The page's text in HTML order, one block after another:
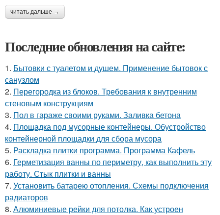
читать дальше →
Последние обновления на сайте:
1. Бытовки с туалетом и душем. Применение бытовок с
санузлом
2. Перегородка из блоков. Требования к внутренним
стеновым конструкциям
3. Пол в гараже своими руками. Заливка бетона
4. Площадка под мусорные контейнеры. Обустройство
контейнерной площадки для сбора мусора
5. Раскладка плитки программа. Программа Кафель
6. Герметизация ванны по периметру, как выполнить эту
работу. Стык плитки и ванны
7. Установить батарею отопления. Схемы подключения
радиаторов
8. Алюминиевые рейки для потолка. Как устроен